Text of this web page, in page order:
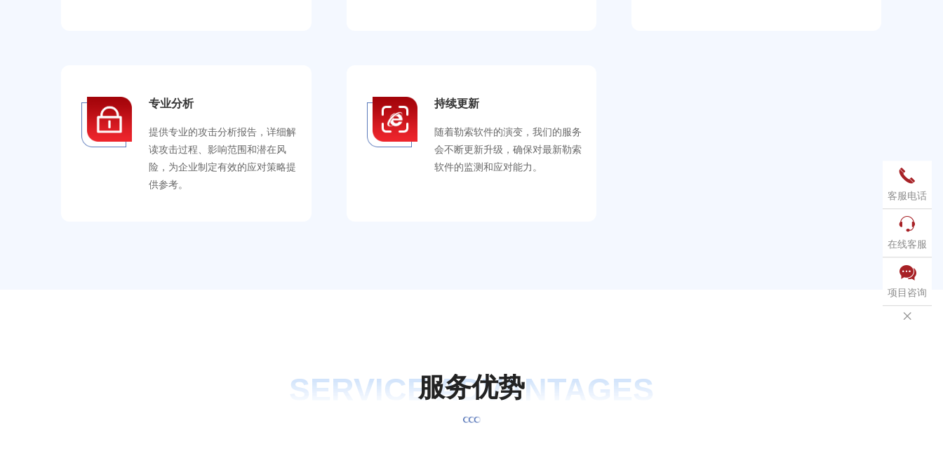
专业分析
提供专业的攻击分析报告，详细解
读攻击过程、影响范围和潜在风
险，为企业制定有效的应对策略提
供参考。
持续更新
随着勒索软件的演变，我们的服务
会不断更新升级，确保对最新勒索
软件的监测和应对能力。
SERVICE ADVANTAGES
服务优势

客服电话

在线客服

项目咨询
